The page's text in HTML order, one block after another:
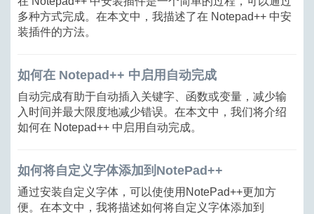
多种方式完成。在本文中，我描述了在 Notepad++ 中安
装插件的方法。
如何在 Notepad++ 中启用自动完成
自动完成有助于自动插入关键字、函数或变量，减少输
入时间并最大限度地减少错误。在本文中，我们将介绍
如何在 Notepad++ 中启用自动完成。
如何将自定义字体添加到NotePad++
通过安装自定义字体，可以使使用NotePad++更加方
便。在本文中，我将描述如何将自定义字体添加到